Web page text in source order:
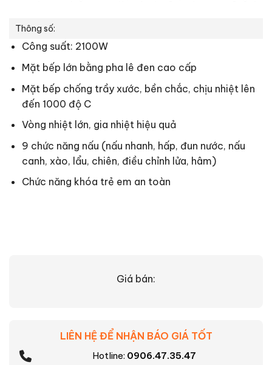
Thông số:
Công suất: 2100W
Mặt bếp lớn bằng pha lê đen cao cấp
Mặt bếp chống trầy xước, bền chắc, chịu nhiệt lên
đến 1000 độ C
Vòng nhiệt lớn, gia nhiệt hiệu quả
9 chức năng nấu (nấu nhanh, hấp, đun nước, nấu
canh, xào, lẩu, chiên, điều chỉnh lửa, hâm)
Chức năng khóa trẻ em an toàn
Giá bán:
LIÊN HỆ ĐỂ NHẬN BÁO GIÁ TỐT
Hotline: 0906.47.35.47